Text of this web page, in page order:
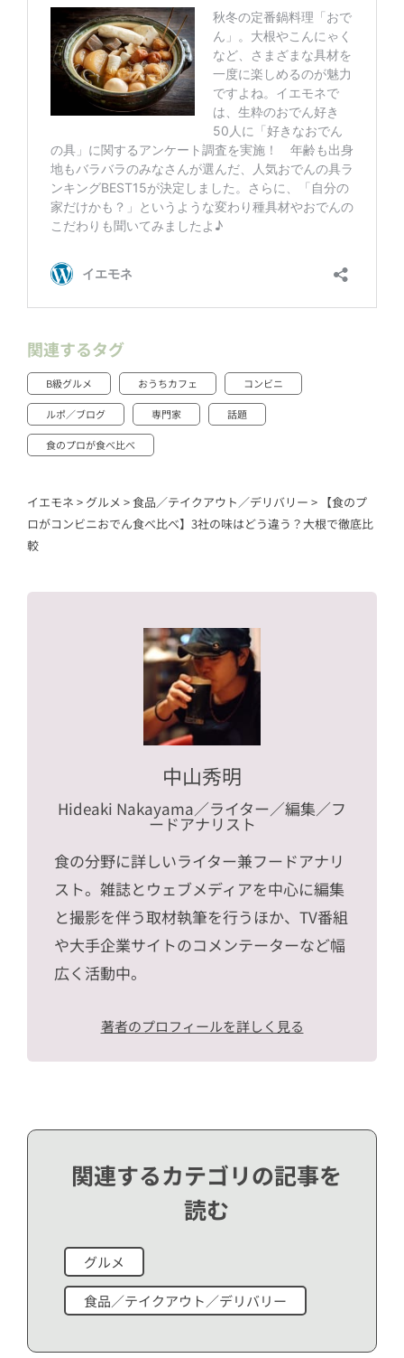
関連するタグ
B級グルメ おうちカフェ コンビニ
ルポ／ブログ 専門家 話題
食のプロが食べ比べ
イエモネ > グルメ >食品／テイクアウト／デリバリー > 【食のプ
ロがコンビニおでん食べ比べ】3社の味はどう違う？大根で徹底比
較
中山秀明
Hideaki Nakayama／ライター／編集／フ
ードアナリスト
食の分野に詳しいライター兼フードアナリ
スト。雑誌とウェブメディアを中心に編集
と撮影を伴う取材執筆を行うほか、TV番組
や大手企業サイトのコメンテーターなど幅
広く活動中。
著者のプロフィールを詳しく見る
関連するカテゴリの記事を
読む
グルメ
食品／テイクアウト／デリバリー